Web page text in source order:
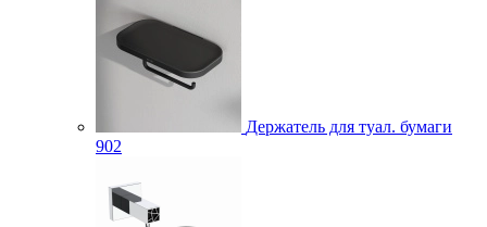
Держатель для туал. бумаги
902